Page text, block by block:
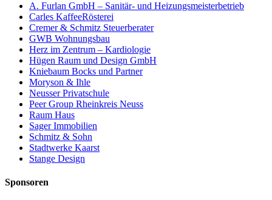
A. Furlan GmbH – Sanitär- und Heizungsmeisterbetrieb
Carles KaffeeRösterei
Cremer & Schmitz Steuerberater
GWB Wohnungsbau
Herz im Zentrum – Kardiologie
Hügen Raum und Design GmbH
Kniebaum Bocks und Partner
Moryson & Ihle
Neusser Privatschule
Peer Group Rheinkreis Neuss
Raum Haus
Sager Immobilien
Schmitz & Sohn
Stadtwerke Kaarst
Stange Design
Sponsoren